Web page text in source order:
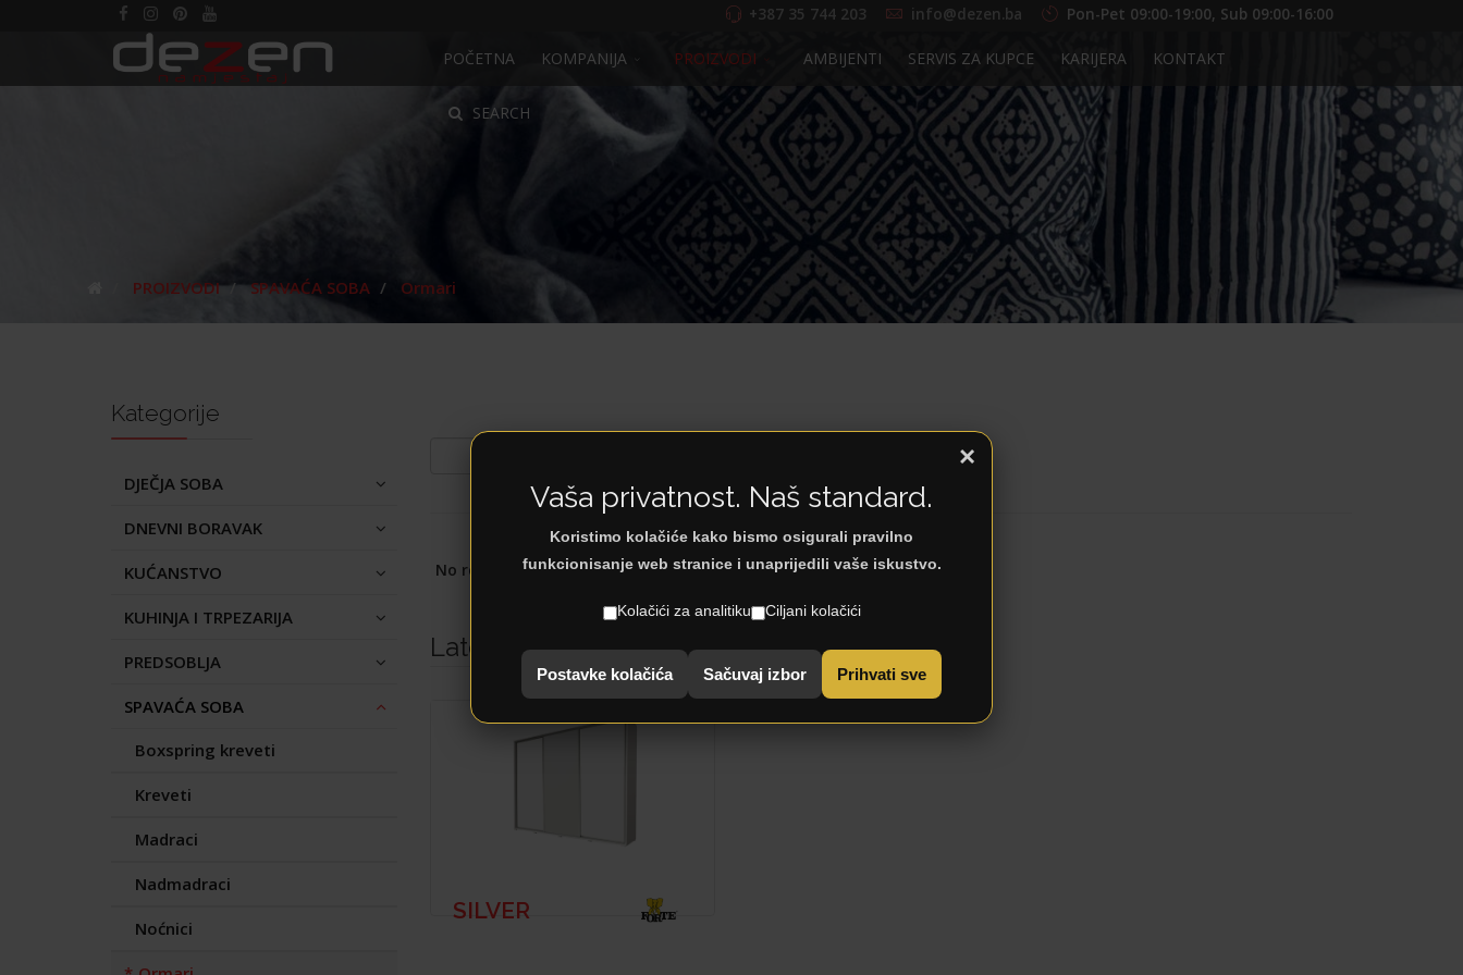
POČETNA KOMPANIJA PROIZVODI AMBIJENTI SERVIS ZA KUPCE KARIJERA KONTAKT
SEARCH
+387 35 744 203 info@dezen.ba Pon-Pet 09:00-19:00, Sub 09:00-16:00
PROIZVODI SPAVAĆA SOBA Ormari
Kategorije
DJEČJA SOBA
DNEVNI BORAVAK
KUĆANSTVO
KUHINJA I TRPEZARIJA
PREDSOBLJA
SPAVAĆA SOBA
Boxspring kreveti
Kreveti
Madraci
Nadmadraci
Noćnici
No records found.
Latest Products
SILVER
×
Vaša privatnost. Naš standard.
Koristimo kolačiće kako bismo osigurali pravilno
funkcionisanje web stranice i unaprijedili vaše iskustvo.
Kolačići za analitiku Ciljani kolačići
Postavke kolačića Sačuvaj izbor Prihvati sve